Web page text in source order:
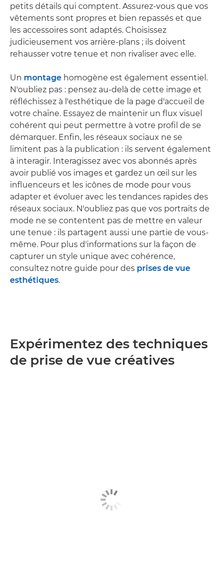
petits détails qui comptent. Assurez-vous que vos
vêtements sont propres et bien repassés et que
les accessoires sont adaptés. Choisissez
judicieusement vos arrière-plans ; ils doivent
rehausser votre tenue et non rivaliser avec elle.
Un montage homogène est également essentiel.
N'oubliez pas : pensez au-delà de cette image et
réfléchissez à l'esthétique de la page d'accueil de
votre chaîne. Essayez de maintenir un flux visuel
cohérent qui peut permettre à votre profil de se
démarquer. Enfin, les réseaux sociaux ne se
limitent pas à la publication : ils servent également
à interagir. Interagissez avec vos abonnés après
avoir publié vos images et gardez un œil sur les
influenceurs et les icônes de mode pour vous
adapter et évoluer avec les tendances rapides des
réseaux sociaux. N'oubliez pas que vos portraits de
mode ne se contentent pas de mettre en valeur
une tenue : ils partagent aussi une partie de vous-
même. Pour plus d'informations sur la façon de
capturer un style unique avec cohérence,
consultez notre guide pour des prises de vue
esthétiques.
Expérimentez des techniques
de prise de vue créatives